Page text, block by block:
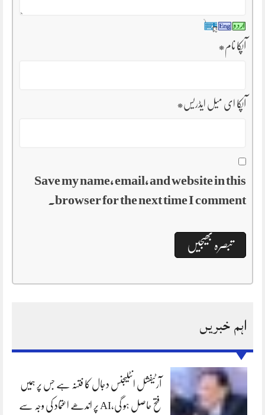
آپکا نام*
آپکا ای میل ایڈریس*
Save my name, email, and website in this
browser for the next time I comment.
اہم خبریں
آرٹیفشل انٹلیجنس دجال کا فتنہ ہے جس پر ہمیں
فتح حاصل ہو گی،AI پر اندھے اعتماد کی وجہ سے